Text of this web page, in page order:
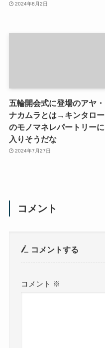
2024年8月2日
五輪開会式に登場のアヤ・
ナカムラとは→キンタロー
のモノマネレパートリーに
入りそうだな
2024年7月27日
コメント
コメントする
コメント ※